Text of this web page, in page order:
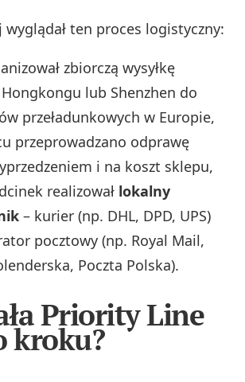
wyglądał ten proces logistyczny:
zbiorczą wysyłkę
lub Shenzhen do
przeładunkowych w Europie,
przeprowadzano odprawę
i na koszt sklepu,
realizował lokalny
– kurier (np. DHL, DPD, UPS)
pocztowy (np. Royal Mail,
Poczta Polska).
Priority Line
kroku?